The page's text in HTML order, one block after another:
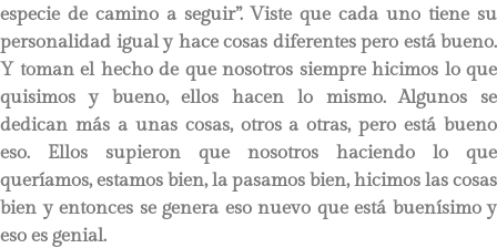
especie de camino a seguir”. Viste que cada uno tiene su
personalidad igual y hace cosas diferentes pero está bueno.
Y toman el hecho de que nosotros siempre hicimos lo que
quisimos y bueno, ellos hacen lo mismo. Algunos se
dedican más a unas cosas, otros a otras, pero está bueno
eso. Ellos supieron que nosotros haciendo lo que
queríamos, estamos bien, la pasamos bien, hicimos las cosas
bien y entonces se genera eso nuevo que está buenísimo y
eso es genial.